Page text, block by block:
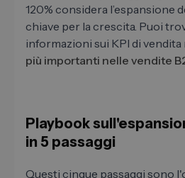
120% considera l’espansione
chiave per la crescita. Puoi
informazioni sui KPI di
più importanti nelle vendite
Playbook
in 5 passaggi
Questi cinque passaggi sono